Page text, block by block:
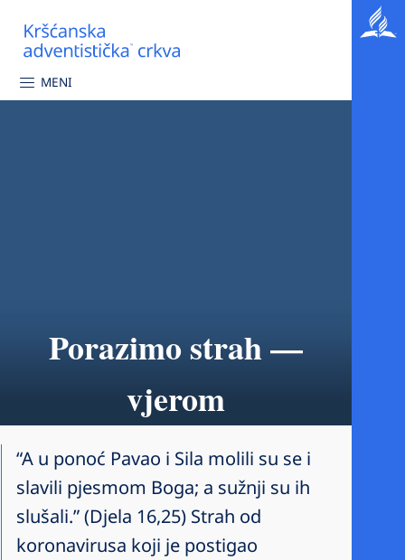
MENI
Porazimo strah —
vjerom
“A u ponoć Pavao i Sila molili su se i
slavili pjesmom Boga; a sužnji su ih
slušali.” (Djela 16,25) Strah od
koronavirusa koji je postigao